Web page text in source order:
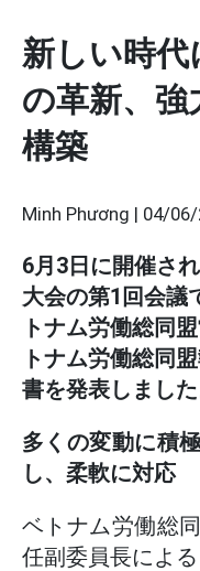
新しい時
の革新、強
構築
Minh Phương | 04/06/
6月3日に開催さ
大会の第1回会議
トナム労働総同
トナム労働総同
書を発表しました
多くの変動に積
し、柔軟に対応
ベトナム労働総
任副委員長によ